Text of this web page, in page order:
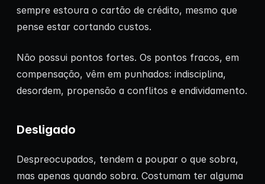
sempre estoura o cartão de crédito, mesmo que
pense estar cortando custos.
Não possui pontos fortes. Os pontos fracos, em
compensação, vêm em punhados: indisciplina,
desordem, propensão a conflitos e endividamento.
Desligado
Despreocupados, tendem a poupar o que sobra,
mas apenas quando sobra. Costumam ter alguma